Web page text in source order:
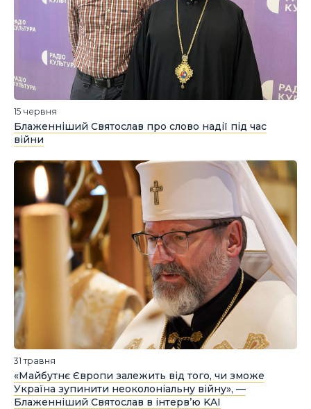
15 червня
Блаженніший Святослав про слово надії під час
війни
31 травня
«Майбутнє Європи залежить від того, чи зможе
Україна зупинити неоколоніальну війну», —
Блаженніший Святослав в інтерв’ю KAI